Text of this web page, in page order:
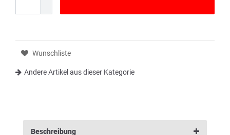
Wunschliste
Andere Artikel aus dieser Kategorie
Beschreibung